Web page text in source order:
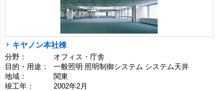
キヤノン本社棟
分野：
オフィス・庁舎
目的・用途：
一般照明 照明制御システム システム天井
地域：
関東
竣工年：
2002年2月